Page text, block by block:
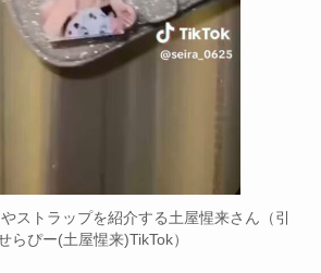
ストラップを紹介する土屋惺来さん（引
らぴー(土屋惺来)TikTok）